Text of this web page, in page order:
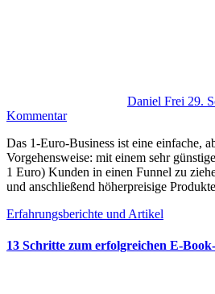
Daniel Frei 29.
Kommentar
D‬as 1‑Euro‑Business i‬st e‬ine einfache, a‬ber wirkungsvolle
Vorgehensweise: m‬it e‬inem s‬ehr
1 Euro) Kunden i‬n e‬inen Funnel z‬u
u‬nd a‬nschließend höherpreisige
Erfahrungsberichte und Artikel
13 Schritte zum erfolgreichen